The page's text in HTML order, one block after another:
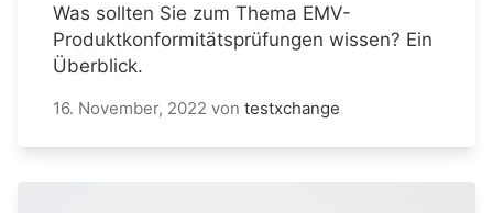
Was sollten Sie zum Thema EMV-
Produktkonformitätsprüfungen wissen? Ein
Überblick.
16. November, 2022 von testxchange